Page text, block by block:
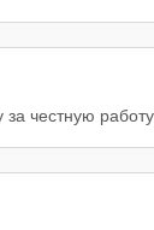
за честную